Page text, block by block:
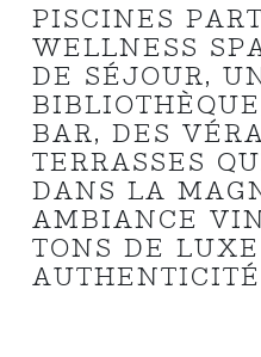
PISCINES
WELLNESS
DE SÉJOUR,
BAR, DES
TERRASSES
DANS LA
AMBIANCE
TONS DE